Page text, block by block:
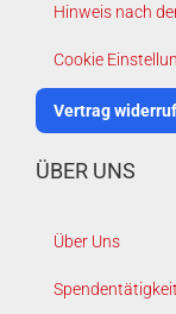
Hinweis nach
Cookie
Vertrag
ÜBER UNS
Über Uns
Spendentätigkeit